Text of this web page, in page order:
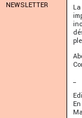
NEWSLETTER
La
_